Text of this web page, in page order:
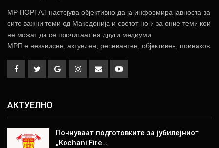
МР ПОРТАЛ настојува објективно да ја информира јавноста за
сите важни теми од Македонија и светот но и за оние теми кои
не можат да се прочитаат на други медиуми.
МРП е независен, актуелен, релевантен, објективен, поинаков.
АКТУЕЛНО
Почнуваат подготовките за јубилејниот
„Kochani Fire…